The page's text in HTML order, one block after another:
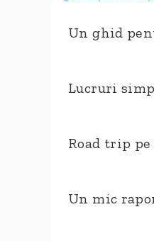
Un ghid
Lucruri
Road trip
Un mic